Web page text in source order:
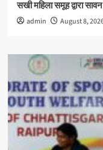
सखी महिला समूह द्वारा
admin August 8,